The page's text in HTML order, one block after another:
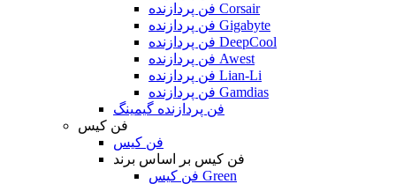
فن پردازنده Corsair
فن پردازنده Gigabyte
فن پردازنده DeepCool
فن پردازنده Awest
فن پردازنده Lian-Li
فن پردازنده Gamdias
فن پردازنده گیمینگ
فن کیس
فن کیس
فن کیس بر اساس برند
فن کیس Green